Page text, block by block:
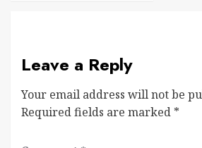
Leave a Reply
Your email address will not be
Required fields are marked *